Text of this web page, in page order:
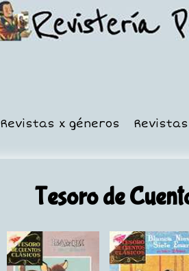
Revistas x géneros
Tesoro de